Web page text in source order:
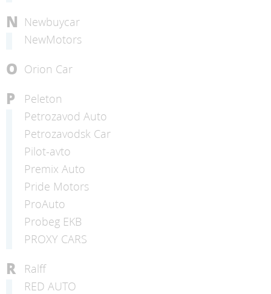
N Newbuycar
NewMotors
O Orion Car
P
Peleton
Petrozavod Auto
Petrozavodsk Car
Pilot-avto
Premix Auto
Pride Motors
ProAuto
Probeg EKB
PROXY CARS
R
Ralff
RED AUTO